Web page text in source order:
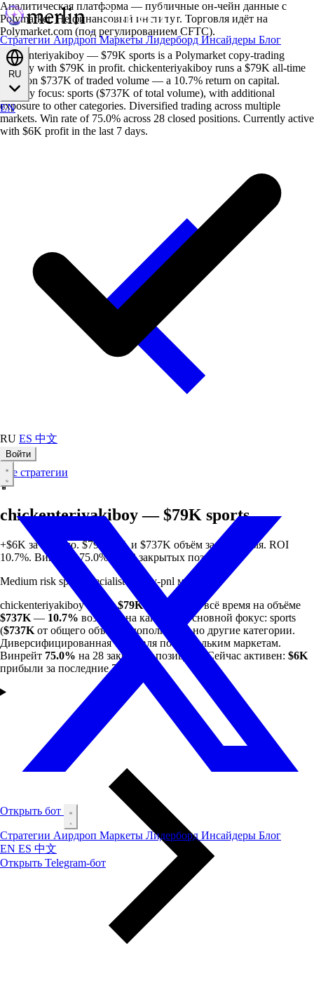
Стратегии АирдропМаркеты Лидерборд Инсайдеры Блог
EN
RU ES 中文
Войти
Открыть бот
Стратегии Аирдроп Маркеты Лидерборд Инсайдеры Блог
EN ES 中文
Открыть Telegram-бот
Аналитическая платформа — публичные он-чейн данные с
Polymarket. Не финансовый институт. Торговля идёт на
Polymarket.com (под регулированием CFTC).
chickenteriyakiboy — $79K sports is a Polymarket copy-trading
strategy with $79K in profit. chickenteriyakiboy runs a $79K all-time
profit on $737K of traded volume — a 10.7% return on capital.
Primary focus: sports ($737K of total volume), with additional
exposure to other categories. Diversified trading across multiple
markets. Win rate of 75.0% across 28 closed positions. Currently active
with $6K profit in the last 7 days.
Все стратегии
🏀
chickenteriyakiboy — $79K sports
+$6K за неделю. $79K PnL и $737K объём за всё время. ROI
10.7%. Винрейт 75.0% на 28 закрытых позициях.
Medium risk sports specialistweekly-pnl мин $50
chickenteriyakiboy имеет$79Kприбыли за всё время на объёме
$737K — 10.7% возврата на капитал. Основной фокус: sports
($737K от общего объёма), дополнительно другие категории.
Диверсифицированная торговля по нескольким маркетам.
Винрейт 75.0% на 28 закрытых позициях. Сейчас активен: $6K
прибыли за последние 7 дней.